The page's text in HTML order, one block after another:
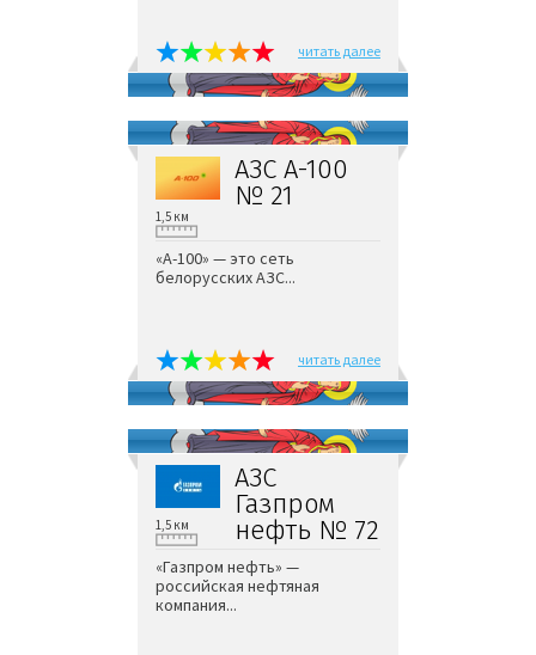
читать далее
АЗС А-100
№ 21
1,5 км
«А-100» — это сеть
белорусских АЗС...
читать далее
АЗС
Газпром
нефть № 72
1,5 км
«Газпром нефть» —
российская нефтяная
компания...